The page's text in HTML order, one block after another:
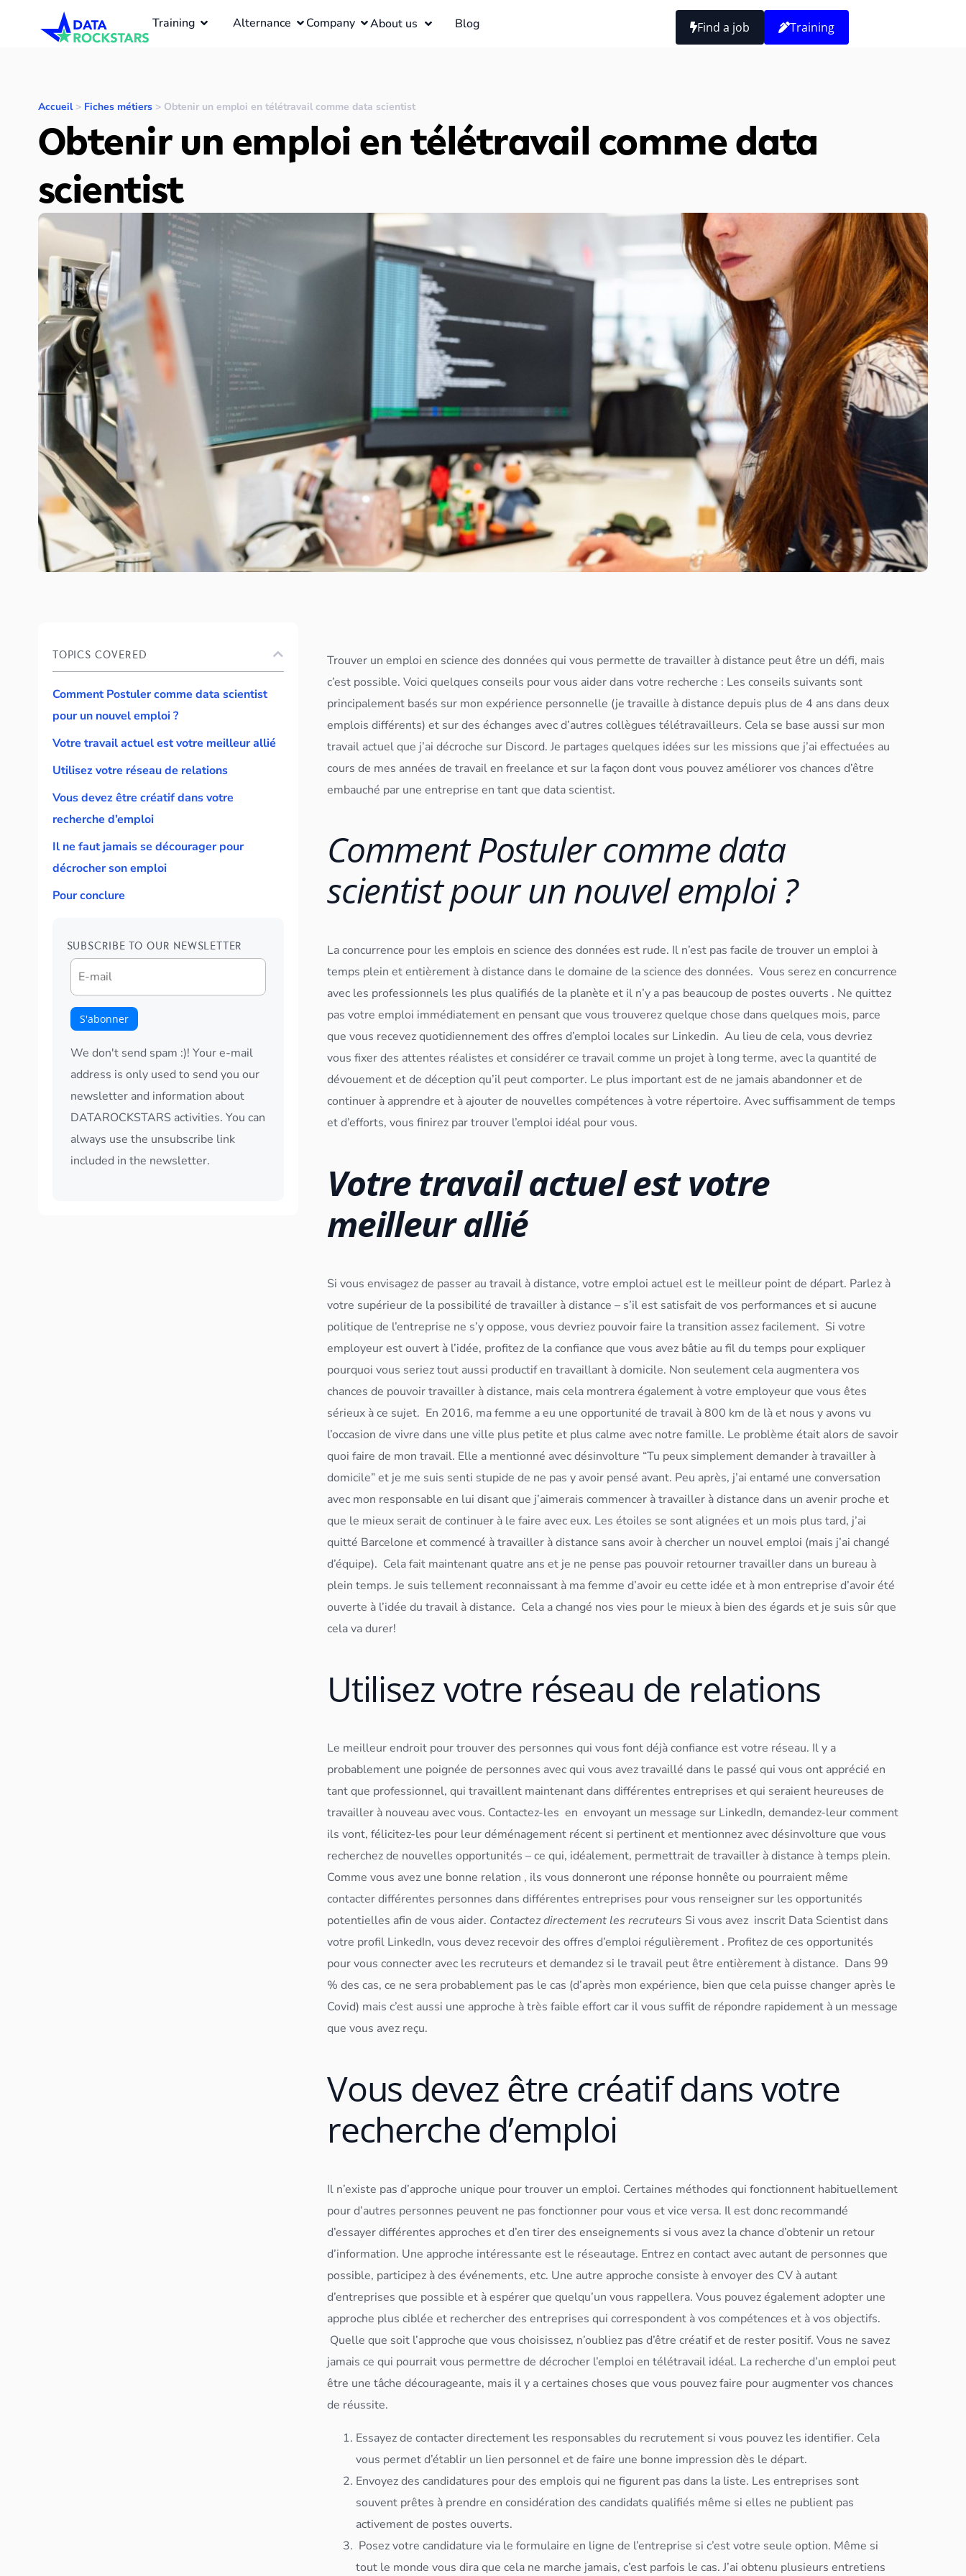
Training Alternance Company About us Blog Find a job Training
Accueil> Fiches métiers> Obtenir un emploi en télétravail comme data scientist
Obtenir un emploi en télétravail comme data
scientist
TOPICS COVERED
Comment Postuler comme data scientist
pour un nouvel emploi ?
Votre travail actuel est votre meilleur allié
Utilisez votre réseau de relations
Vous devez être créatif dans votre
recherche d’emploi
Il ne faut jamais se décourager pour
décrocher son emploi
Pour conclure
SUBSCRIBE TO OUR NEWSLETTER
We don't send spam :)! Your e-mail
address is only used to send you our
newsletter and information about
DATAROCKSTARS activities. You can
always use the unsubscribe link
included in the newsletter.
Trouver un emploi en science desdonnées qui vous permette de travailler à distance peut être un défi, mais
c’est possible. Voici quelques conseils pour vous aider dans votre recherche : Les conseils suivants sont
principalement basés sur mon expérience personnelle (je travaille à distance depuis plus de 4 ans dans deux
emplois différents) et sur des échanges avec d’autres collègues télétravailleurs. Cela se base aussi sur mon
travail actuel que j’ai décroche sur Discord. Je partages quelques idées sur les missions que j’ai effectuées au
cours de mes années de travail en freelance et sur la façon dont vous pouvez améliorer vos chances d’être
embauché par une entreprise en tant quedata scientist.
Comment Postuler comme data
scientist pour un nouvel emploi ?
La concurrence pour les emplois en science desdonnées est rude. Il n’est pas facile de trouver un emploi à
temps plein et entièrement à distance dans le domaine de la science desdonnées. Vous serez en concurrence
avec les professionnels les plus qualifiés de la planète et il n’y a pas beaucoup de postes ouverts . Ne quittez
pas votre emploi immédiatement en pensant que vous trouverez quelque chose dans quelques mois, parce
que vous recevez quotidiennement des offres d’emploi locales sur Linkedin. Au lieu de cela, vous devriez
vous fixer des attentes réalistes et considérer ce travail comme un projet à long terme, avec la quantité de
dévouement et de déception qu’il peut comporter. Le plus important est de ne jamais abandonner et de
continuer à apprendre et à ajouter de nouvelles compétences à votre répertoire. Avec suffisamment de temps
et d’efforts, vous finirez par trouver l’emploi idéal pour vous.
Votre travail actuel est votre
meilleur allié
Si vous envisagez de passer au travail à distance, votre emploi actuel est le meilleur point de départ. Parlez à
votre supérieur de la possibilité de travailler à distance – s’il est satisfait de vos performances et si aucune
politique de l’entreprise ne s’y oppose, vous devriez pouvoir faire la transition assez facilement. Si votre
employeur est ouvert à l’idée, profitez de la confiance que vous avez bâtie au fil du temps pour expliquer
pourquoi vous seriez tout aussi productif en travaillant à domicile. Non seulement cela augmentera vos
chances de pouvoir travailler à distance, mais cela montrera également à votre employeur que vous êtes
sérieux à ce sujet. En 2016, ma femme a eu une opportunité de travail à 800 km de là et nous y avons vu
l’occasion de vivre dans une ville plus petite et plus calme avec notre famille. Le problème était alors de savoir
quoi faire de mon travail. Elle a mentionné avec désinvolture “Tu peux simplement demander à travailler à
domicile” et je me suis senti stupide de ne pas y avoir pensé avant. Peu après, j’ai entamé une conversation
avec mon responsable en lui disant que j’aimerais commencer à travailler à distance dans un avenir proche et
que le mieux serait de continuer à le faire avec eux. Les étoiles se sont alignées et un mois plus tard, j’ai
quitté Barcelone et commencé à travailler à distance sans avoir à chercher un nouvel emploi (mais j’ai changé
d’équipe). Cela fait maintenant quatre ans et je ne pense pas pouvoir retourner travailler dans un bureau à
plein temps. Je suis tellement reconnaissant à ma femme d’avoir eu cette idée et à mon entreprise d’avoir été
ouverte à l’idée du travail à distance. Cela a changé nos vies pour le mieux à bien des égards et je suis sûr que
cela va durer!
Utilisez votre réseau de relations
Le meilleur endroit pour trouver des personnes qui vous font déjà confiance est votre réseau. Il y a
probablement une poignée de personnes avec qui vous avez travaillé dans le passé qui vous ont apprécié en
tant que professionnel, qui travaillent maintenant dans différentes entreprises et qui seraient heureuses de
travailler à nouveau avec vous. Contactez-les en envoyant un message sur LinkedIn, demandez-leur comment
ils vont, félicitez-les pour leur déménagement récent si pertinent et mentionnez avec désinvolture que vous
recherchez de nouvelles opportunités – ce qui, idéalement, permettrait de travailler à distance à temps plein.
Comme vous avez une bonne relation , ils vous donneront une réponse honnête ou pourraient même
contacter différentes personnes dans différentes entreprises pour vous renseigner sur les opportunités
potentielles afin de vous aider. Contactez directement les recruteurs Si vous avez inscrit Data Scientistdans
votre profil LinkedIn, vous devez recevoir des offres d’emploi régulièrement . Profitez de ces opportunités
pour vous connecter avec les recruteurs et demandez si le travail peut être entièrement à distance. Dans 99
% des cas, ce ne sera probablement pas le cas (d’après mon expérience, bien que cela puisse changer après le
Covid) mais c’est aussi une approche à très faible effort car il vous suffit de répondre rapidement à un message
que vous avez reçu.
Vous devez être créatif dans votre
recherche d’emploi
Il n’existe pas d’approche unique pour trouver un emploi. Certaines méthodes qui fonctionnent habituellement
pour d’autres personnes peuvent ne pas fonctionner pour vous et vice versa. Il est donc recommandé
d’essayer différentes approches et d’en tirer des enseignements si vous avez la chance d’obtenir un retour
d’information. Une approche intéressante est le réseautage. Entrez en contact avec autant de personnes que
possible, participez à des événements, etc. Une autre approche consiste à envoyer des CV à autant
d’entreprises que possible et à espérer que quelqu’un vous rappellera. Vous pouvez également adopter une
approche plus ciblée et rechercher des entreprises qui correspondent à vos compétences et à vos objectifs.
Quelle que soit l’approche que vous choisissez, n’oubliez pas d’être créatif et de rester positif. Vous ne savez
jamais ce qui pourrait vous permettre de décrocher l’emploi en télétravail idéal. La recherche d’un emploi peut
être une tâche décourageante, mais il y a certaines choses que vous pouvez faire pour augmenter vos chances
de réussite.
Essayez de contacter directement les responsables du recrutement si vous pouvez les identifier. Cela
vous permet d’établir un lien personnel et de faire une bonne impression dès le départ.
Envoyez des candidatures pour des emplois qui ne figurent pas dans la liste. Les entreprises sont
souvent prêtes à prendre en considération des candidats qualifiés même si elles ne publient pas
activement de postes ouverts.
Posez votre candidature via le formulaire en ligne de l’entreprise si c’est votre seule option. Même si
tout le monde vous dira que cela ne marche jamais, c’est parfois le cas. J’ai obtenu plusieurs entretiens